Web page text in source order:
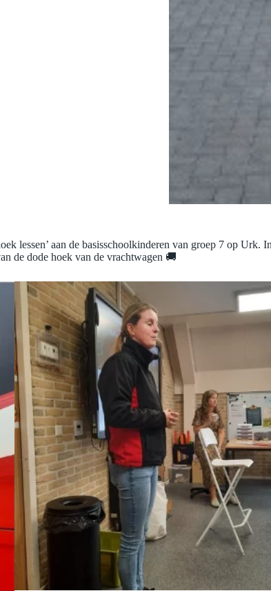
lessen’ aan de basisschoolkinderen van groep 7 op
de dode hoek van de vrachtwagen 🚚